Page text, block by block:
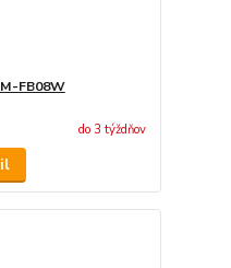
FB08W
do 3 týždňov